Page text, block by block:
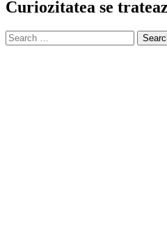
Curiozitatea se
Search
for: